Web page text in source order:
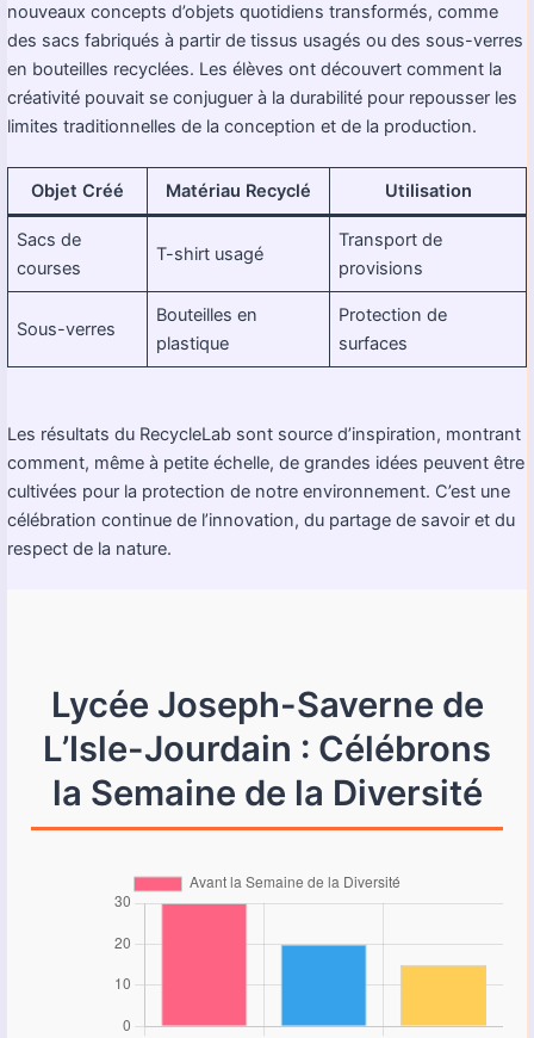
nouveaux concepts d’objets quotidiens transformés, comme
des sacs fabriqués à partir de tissus usagés ou des sous-verres
en bouteilles recyclées. Les élèves ont découvert comment la
créativité pouvait se conjuguer à la durabilité pour repousser les
limites traditionnelles de la conception et de la production.
Objet Créé Matériau Recyclé Utilisation
Sacs de
courses
T-shirt usagé
Transport de
provisions
Sous-verres
Bouteilles en
plastique
Protection de
surfaces
Les résultats du RecycleLab sont source d’inspiration, montrant
comment, même à petite échelle, de grandes idées peuvent être
cultivées pour la protection de notre environnement. C’est une
célébration continue de l’innovation, du partage de savoir et du
respect de la nature.
Lycée Joseph-Saverne de
L’Isle-Jourdain : Célébrons
la Semaine de la Diversité